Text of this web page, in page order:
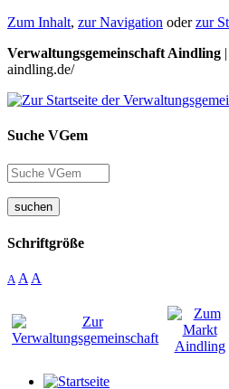
Zum Inhalt, zur Navigation oderzur
Verwaltungsgemeinschaft Aindling
aindling.de/
Suche VGem
suchen
Schriftgröße
A A A